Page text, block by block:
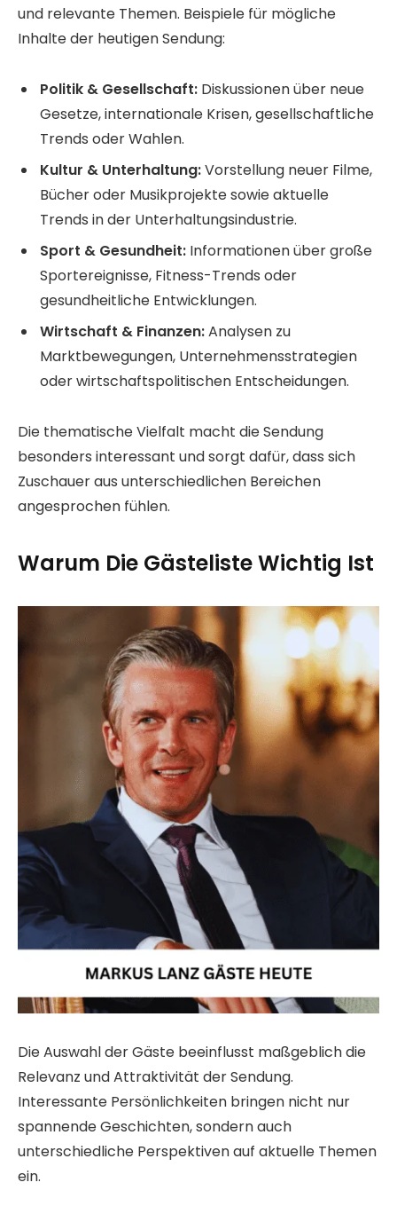
und relevante Themen. Beispiele für mögliche
Inhalte der heutigen Sendung:
Politik & Gesellschaft: Diskussionen über neue
Gesetze, internationale Krisen, gesellschaftliche
Trends oder Wahlen.
Kultur & Unterhaltung:Vorstellung neuer Filme,
Bücher oder Musikprojekte sowie aktuelle
Trends in der Unterhaltungsindustrie.
Sport & Gesundheit: Informationen über große
Sportereignisse, Fitness-Trends oder
gesundheitliche Entwicklungen.
Wirtschaft & Finanzen:Analysen zu
Marktbewegungen, Unternehmensstrategien
oder wirtschaftspolitischen Entscheidungen.
Die thematische Vielfalt macht die Sendung
besonders interessant und sorgt dafür, dass sich
Zuschauer aus unterschiedlichen Bereichen
angesprochen fühlen.
Warum Die Gästeliste Wichtig Ist
Die Auswahl der Gäste beeinflusst maßgeblich die
Relevanz und Attraktivität der Sendung.
Interessante Persönlichkeiten bringen nicht nur
spannende Geschichten, sondern auch
unterschiedliche Perspektiven auf aktuelle Themen
ein.